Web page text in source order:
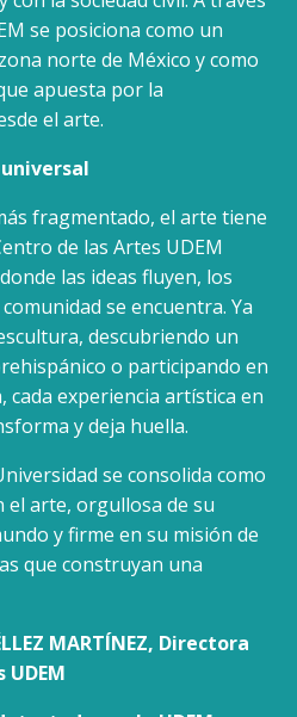
se posiciona como un
norte de México y como
apuesta por la
el arte.
fragmentado, el arte tiene
de las Artes UDEM
las ideas fluyen, los
se encuentra. Ya
descubriendo un
o participando en
cada experiencia artística en
y deja huella.
se consolida como
el arte, orgullosa de su
y firme en su misión de
que construyan una
MARTÍNEZ, Directora